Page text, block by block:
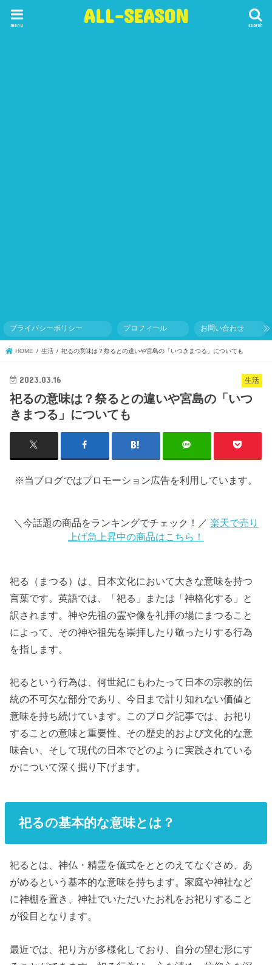
ALL-SEASON search
menu
プライバシーポリシー プロフィール お問い合わせ
HOME 生活 祀るの意味は？祭るとの違いや宮島の「いつきまつる」についても
生活
2023.03.16
祀るの意味は？祭るとの違いや宮島の「いつ
きまつる」についても
※当ブログではプロモーション広告を利用しています。
＼今話題の商品をランキングでチェック！／ 楽天で売り
上げ急上昇中の商品はこちら！
祀る（まつる）は、日本文化において大きな意味を持つ
言葉です。英語では、「祀る」または「神格化する」と
訳されます。神や先祖の霊や像を礼拝の場にまつること
によって、その神や祖先を崇拝したり敬ったりする行為
を指します。
祀るという行為は、何世紀にもわたって日本の宗教的伝
統の不可欠な部分であり、今日まで計り知れない価値と
意味を持ち続けています。このブログ記事では、お祀り
することの意味と重要性、その歴史的および文化的な意
味合い、そして現代の日本でどのように実践されている
かについて深く掘り下げます。
祀るの基本的な意味とは？
祀るとは、神仏・精霊を儀式をととのえてなぐさめ、あ
がめるという基本的な意味を持ちます。家庭や神社など
に神棚を置き、神社でいただいたお札をお祀りすること
が役目となります。
最近では、祀り方が多様化しており、自分の望む形にす